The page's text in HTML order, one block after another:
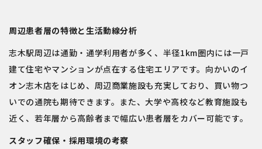
周辺患者層の特徴と生活動線分析
志木駅周辺は通勤・通学利用者が多く、半径1km圏内には一戸
建て住宅やマンションが点在する住宅エリアです。向かいのイ
オン志木店をはじめ、周辺商業施設も充実しており、買い物つ
いでの通院も期待できます。また、大学や高校など教育施設も
近く、若年層から高齢者まで幅広い患者層をカバー可能です。
スタッフ確保・採用環境の考察